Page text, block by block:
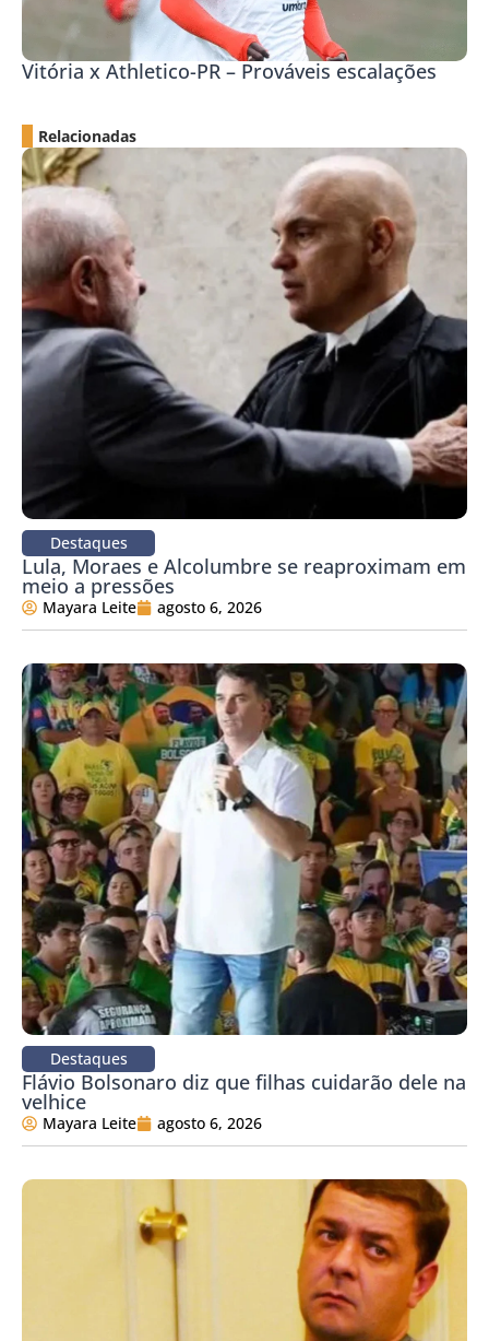
Vitória x Athletico-PR – Prováveis escalações
Relacionadas
Destaques
Lula, Moraes e Alcolumbre se reaproximam em
meio a pressões
Mayara Leite agosto 6, 2026
Destaques
Flávio Bolsonaro diz que filhas cuidarão dele na
velhice
Mayara Leite agosto 6, 2026